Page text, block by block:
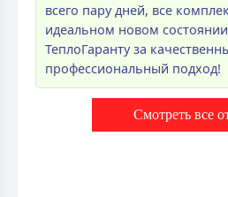
всего пару дней, все
идеальном новом
ТеплоГаранту за
профессиональный подход!
Смотреть все